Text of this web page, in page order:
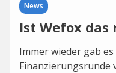
News
Ist Wefox das
Immer wieder gab
Finanzierungsrunde